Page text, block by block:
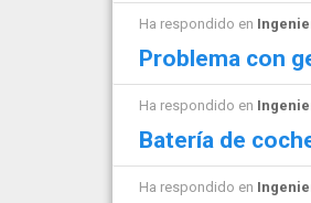
Ha respondido en
Problema con
Ha respondido en
Batería de
Ha respondido en